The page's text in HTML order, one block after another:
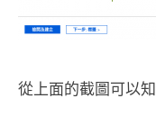
從上面的截圖可以